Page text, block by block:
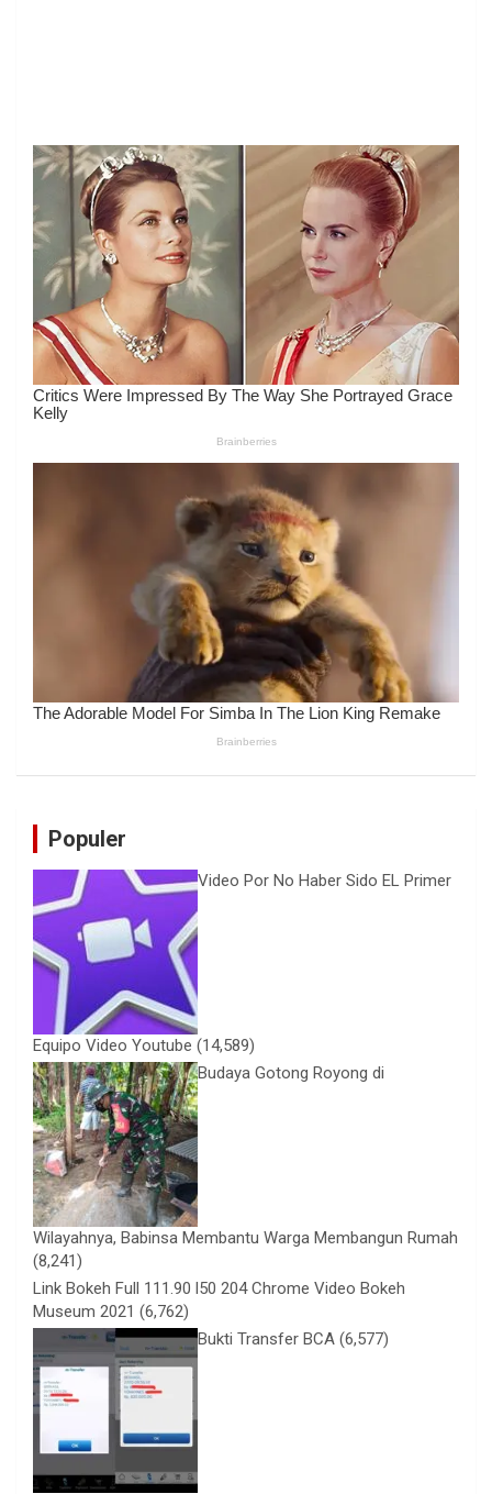
Populer
Video Por No Haber Sido EL Primer
Equipo Video Youtube (14,589)
Budaya Gotong Royong di
Wilayahnya, Babinsa Membantu Warga Membangun Rumah
(8,241)
Link Bokeh Full 111.90 l50 204 Chrome Video Bokeh
Museum 2021 (6,762)
Bukti Transfer BCA (6,577)